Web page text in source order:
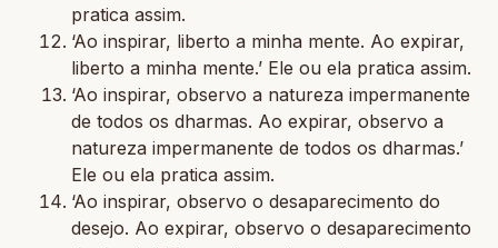
pratica assim.
‘Ao inspirar, liberto a minha mente. Ao expirar,
liberto a minha mente.’ Ele ou ela pratica assim.
‘Ao inspirar, observo a natureza impermanente
de todos os dharmas. Ao expirar, observo a
natureza impermanente de todos os dharmas.’
Ele ou ela pratica assim.
‘Ao inspirar, observo o desaparecimento do
desejo. Ao expirar, observo o desaparecimento